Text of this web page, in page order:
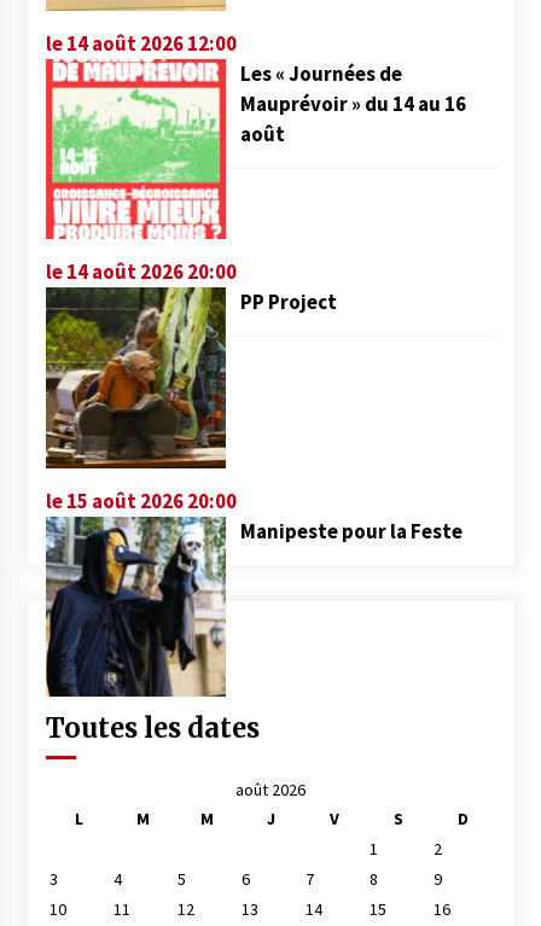
le 14 août 2026 12:00
Les « Journées de
Mauprévoir » du 14 au 16
août
le 14 août 2026 20:00
PP Project
le 15 août 2026 20:00
Manipeste pour la Feste
Toutes les dates
août 2026
L
M M J V S
D
1
2
3
4 5 6 7 8
9
10
11 12 13 14 15
16